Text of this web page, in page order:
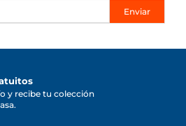
Enviar
y recibe tu colección